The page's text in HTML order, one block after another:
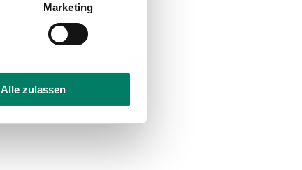
Marketing
Alle zulassen